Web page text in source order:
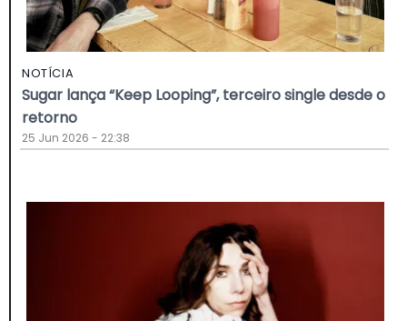
NOTÍCIA
Sugar lança “Keep Looping”, terceiro single desde o
retorno
25 Jun 2026 - 22:38